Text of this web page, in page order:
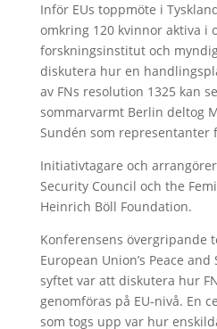
Inför EUs toppmöte i
omkring 120 kvinnor aktiva i
forskningsinstitut och
diskutera hur en
av FNs resolution 1325 kan
sommarvarmt Berlin deltog
Sundén som representanter
Initiativtagare och arrangörer
Security Council och the
Heinrich Böll Foundation.
Konferensens övergripande
European Union’s Peace
syftet var att diskutera hur
genomföras på EU-nivå. En
som togs upp var hur